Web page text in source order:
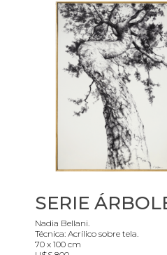
SERIE
Nadia Bellani.
Técnica: Acrílico sobre tela.
70 x 100 cm